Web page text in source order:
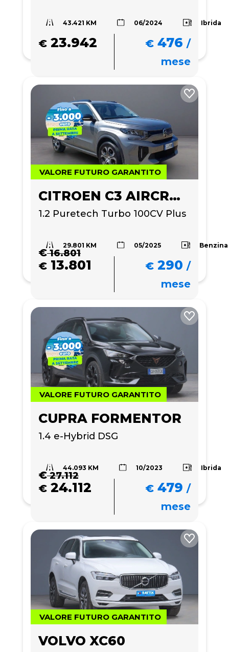
43.421 KM 06/2024 Ibrida
€ 23.942 € 476 /
mese
VALORE FUTURO GARANTITO
CITROEN C3 AIRCROSS
1.2 Puretech Turbo 100CV Plus
29.801 KM 05/2025 Benzina
€16.801
€ 13.801 € 290 /
mese
VALORE FUTURO GARANTITO
CUPRA FORMENTOR
1.4 e-Hybrid DSG
44.093 KM 10/2023 Ibrida
€27.112
€ 24.112 € 479 /
mese
VALORE FUTURO GARANTITO
VOLVO XC60